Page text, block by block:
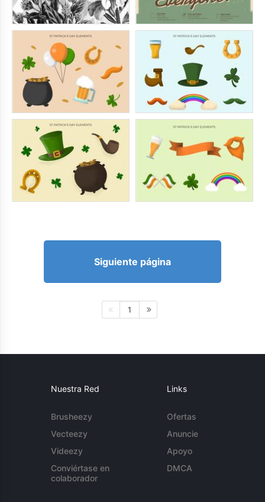
Siguiente página
1
Nuestra Red
Brusheezy
Vecteezy
Videezy
Conviértase en
colaborador
Links
Ofertas
Anuncie
Apoyo
DMCA